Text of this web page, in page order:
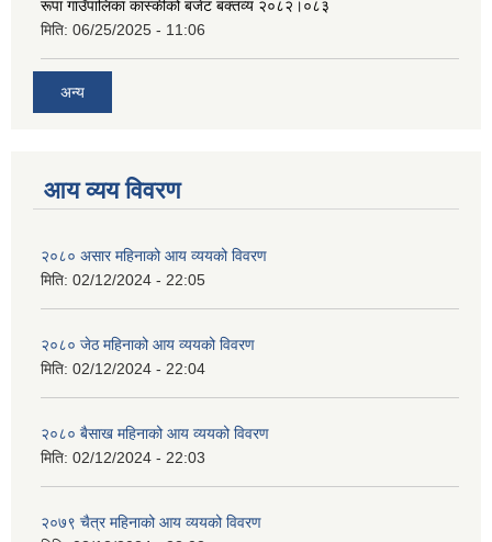
रूपा गाउँपालिका कास्कीको बजेट बक्तव्य २०८२।०८३
मिति: 06/25/2025 - 11:06
अन्य
आय व्यय विवरण
२०८० असार महिनाको आय व्ययको विवरण
मिति: 02/12/2024 - 22:05
२०८० जेठ महिनाको आय व्ययको विवरण
मिति: 02/12/2024 - 22:04
२०८० बैसाख महिनाको आय व्ययको विवरण
मिति: 02/12/2024 - 22:03
२०७९ चैत्र महिनाको आय व्ययको विवरण